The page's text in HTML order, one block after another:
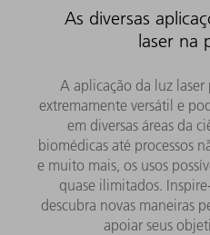
As diversas
laser na
A aplicação da luz
extremamente versátil e
em diversas áreas da
biomédicas até processos
e muito mais, os usos
quase ilimitados.
descubra novas maneiras
apoiar seus